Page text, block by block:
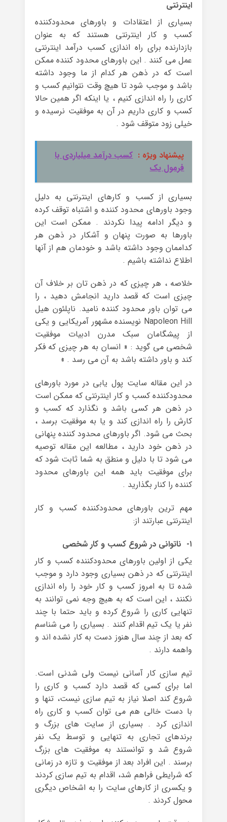
اینترنتی
بسیاری از اعتقادات و باورهای محدودکننده
کسب و کار اینترنتی هستند که به عنوان
بازدارنده برای راه اندازی کسب درآمد اینترنتی
عمل می کنند . این باورهای محدود کننده ممکن
است که در ذهن هر کدام از ما وجود داشته
باشد و موجب شود تا هیچ وقت نتوانیم کسب و
کاری را راه اندازی کنیم ، یا اینکه اگر همین حالا
کسب و کاری داریم در آن به موفقیت نرسیده و
خیلی زود متوقف شود .
پیشنهاد ویژه : کسب درآمد میلیاردی با
فرمول یک
بسیاری از کسب و کارهای اینترنتی به دلیل
وجود باورهای محدود کننده و اشتباه توقف کرده
و دیگر ادامه پیدا نکردند . ممکن است این
باورها به صورت پنهان و آشکار در ذهن هر
کداممان وجود داشته باشد و خودمان هم از آنها
اطلاع نداشته باشیم .
خلاصه ، هر چیزی که در ذهن تان بر خلاف آن
چیزی است که قصد دارید انجامش دهید ، را
می توان باور محدود کننده نامید. ناپلئون هیل
Napoleon Hill نویسنده مشهور آمریکایی و یکی
از پیشگامان سبک مدرن ادبیات موفقیت
شخصی می گوید : « انسان به هر چیزی که فکر
کند و باور داشته باشد به آن می رسد . »
در این مقاله سایت پول یابی در مورد باورهای
محدودکننده کسب و کار اینترنتی که ممکن است
در ذهن هر کسی باشد و نگذارد که کسب و
کارش را راه اندازی کند و یا به موفقیت برسد ،
بحث می شود. اگر باورهای محدود کننده پنهانی
در ذهن خود دارید ، مطالعه این مقاله توصیه
می شود تا با دلیل و منطق به شما ثابت شود که
برای موفقیت باید همه این باورهای محدود
کننده را کنار بگذارید .
مهم ترین باورهای محدودکننده کسب و کار
اینترنتی عبارتند از:
۱- ناتوانی در شروع کسب و کار شخصی
یکی از اولین باورهای محدودکننده کسب و کار
اینترنتی که در ذهن بسیاری وجود دارد و موجب
شده تا به امروز کسب و کار خود را راه اندازی
نکنند ، این است که به هیچ وجه نمی توانند به
تنهایی کاری را شروع کرده و باید حتما با چند
نفر یا یک تیم اقدام کنند . بسیاری را می شناسم
که بعد از چند سال هنوز دست به کار نشده اند و
واهمه دارند .
تیم سازی کار آسانی نیست ولی شدنی است.
اما برای کسی که قصد دارد کسب و کاری را
شروع کند اصلا نیاز به تیم سازی نیست، تنها و
با دست خالی هم می توان کسب و کاری راه
اندازی کرد . بسیاری از سایت های بزرگ و
برندهای تجاری به تنهایی و توسط یک نفر
شروع شد و توانستند به موفقیت های بزرگ
برسند . این افراد بعد از موفقیت و تازه در زمانی
که شرایطی فراهم شد، اقدام به تیم سازی کردند
و یکسری از کارهای سایت را به اشخاص دیگری
محول کردند .